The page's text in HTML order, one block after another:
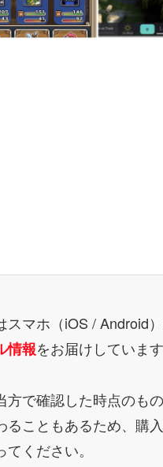
なんでゲームは面白い？
ゲーム開発者・hamatsu氏がゲーム
具体的な形から解き明かしていく、
ー
ゲーマーとは？
マホ（iOS / Android
情報をお届けしています
で確認した時点のも
ることもあるため、購
ください。